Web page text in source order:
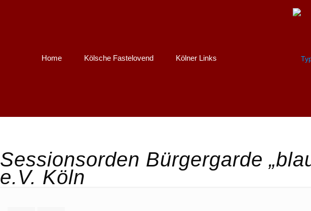
Home Kölsche Fastelovend Kölner Links
Sessionsorden Bürgergarde
e.V. Köln